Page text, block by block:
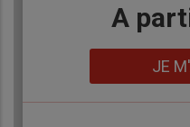
A
JE